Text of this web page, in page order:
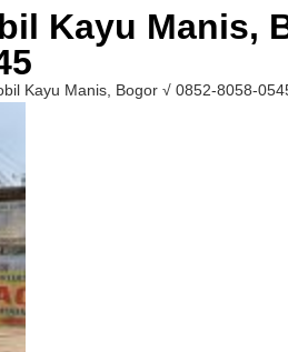
Kayu Manis,
Kayu Manis, Bogor √ 0852-8058-